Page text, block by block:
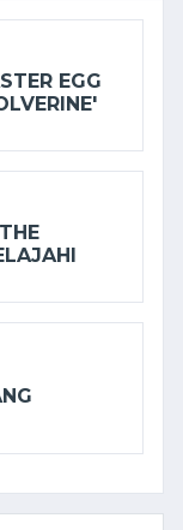
EGG